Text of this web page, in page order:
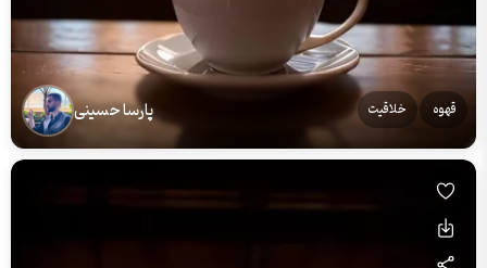
قهوه خلاقیت پارسا حسینی